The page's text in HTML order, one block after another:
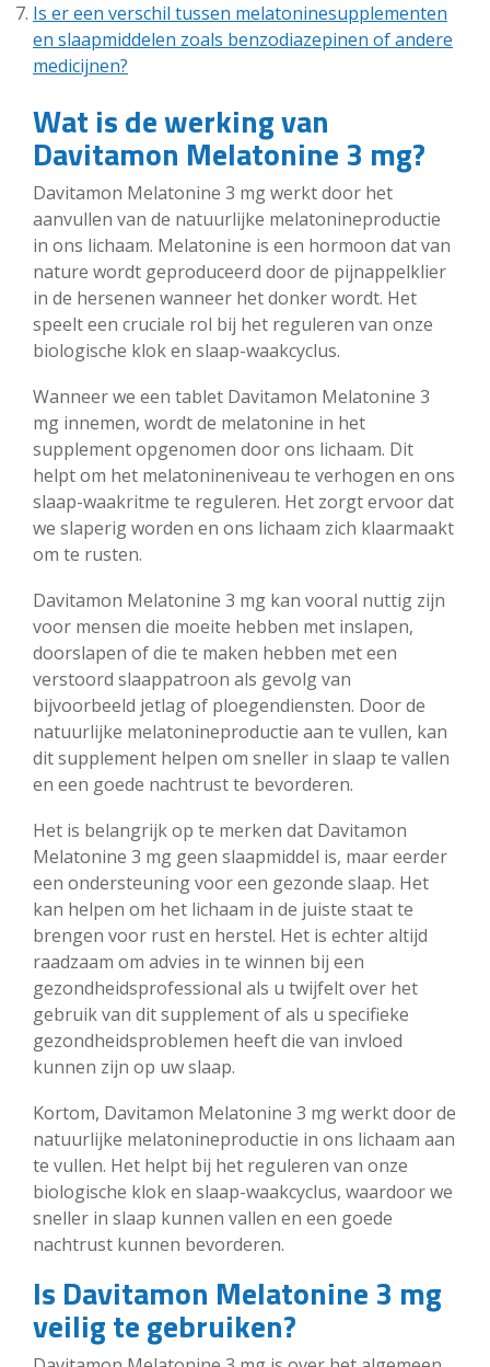
Is er een verschil tussen melatoninesupplementen
en slaapmiddelen zoals benzodiazepinen of andere
medicijnen?
Wat is de werking van
Davitamon Melatonine 3 mg?
Davitamon Melatonine 3 mg werkt door het
aanvullen van de natuurlijke melatonineproductie
in ons lichaam. Melatonine is een hormoon dat van
nature wordt geproduceerd door de pijnappelklier
in de hersenen wanneer het donker wordt. Het
speelt een cruciale rol bij het reguleren van onze
biologische klok en slaap-waakcyclus.
Wanneer we een tablet Davitamon Melatonine 3
mg innemen, wordt de melatonine in het
supplement opgenomen door ons lichaam. Dit
helpt om het melatonineniveau te verhogen en ons
slaap-waakritme te reguleren. Het zorgt ervoor dat
we slaperig worden en ons lichaam zich klaarmaakt
om te rusten.
Davitamon Melatonine 3 mg kan vooral nuttig zijn
voor mensen die moeite hebben met inslapen,
doorslapen of die te maken hebben met een
verstoord slaappatroon als gevolg van
bijvoorbeeld jetlag of ploegendiensten. Door de
natuurlijke melatonineproductie aan te vullen, kan
dit supplement helpen om sneller in slaap te vallen
en een goede nachtrust te bevorderen.
Het is belangrijk op te merken dat Davitamon
Melatonine 3 mg geen slaapmiddel is, maar eerder
een ondersteuning voor een gezonde slaap. Het
kan helpen om het lichaam in de juiste staat te
brengen voor rust en herstel. Het is echter altijd
raadzaam om advies in te winnen bij een
gezondheidsprofessional als u twijfelt over het
gebruik van dit supplement of als u specifieke
gezondheidsproblemen heeft die van invloed
kunnen zijn op uw slaap.
Kortom, Davitamon Melatonine 3 mg werkt door de
natuurlijke melatonineproductie in ons lichaam aan
te vullen. Het helpt bij het reguleren van onze
biologische klok en slaap-waakcyclus, waardoor we
sneller in slaap kunnen vallen en een goede
nachtrust kunnen bevorderen.
Is Davitamon Melatonine 3 mg
veilig te gebruiken?